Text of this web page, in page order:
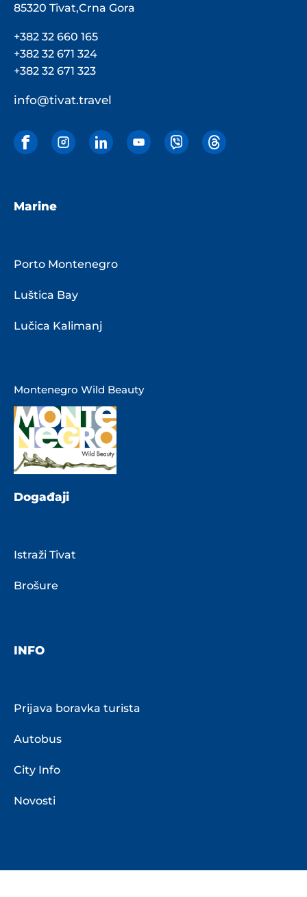
85320 Tivat,Crna Gora
+382 32 660 165
+382 32 671 324
+382 32 671 323
info@tivat.travel
Marine
Porto Montenegro
Luštica Bay
Lučica Kalimanj
Montenegro Wild Beauty
Događaji
Istraži Tivat
Brošure
INFO
Prijava boravka turista
Autobus
City Info
Novosti